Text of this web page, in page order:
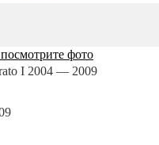
фото
I 2004 — 2009